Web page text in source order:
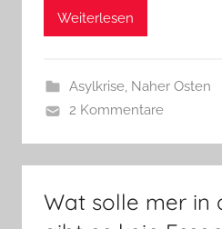
Weiterlesen
Asylkrise, Naher Osten
2 Kommentare
Wat solle mer in